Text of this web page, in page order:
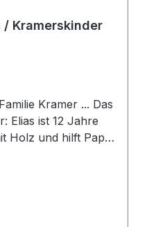
/ Kramerskinder
Kramer ... Das
Elias ist 12 Jahre
Holz und hilft Papa